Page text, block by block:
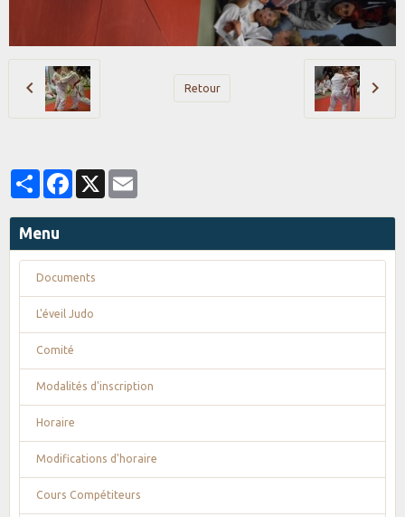
Retour
PartagerFacebook
X
Menu
Documents
L'éveil Judo
Comité
Modalités d'inscription
Horaire
Modifications d'horaire
Cours Compétiteurs